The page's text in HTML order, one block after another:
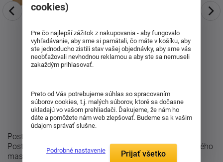
Posteľ Petra sa vyrába v prevedení buk-cink alebo dub.
Posteľ sa vyrába z bukového, dubového alebo smrekového
masívu o sile 25mm s rovným ...
cookies)
Pre čo najlepší zážitok z nakupovania - aby fungovalo
vyhľadávanie, aby sme si pamätali, čo máte v košíku, aby
ste jednoducho zistili stav vašej objednávky, aby sme vás
neobťažovali nevhodnou reklamou a aby ste sa nemuseli
zakaždým prihlasovať.
Preto od Vás potrebujeme súhlas so spracovaním
súborov cookies, t.j. malých súborov, ktoré sa dočasne
ukladajú vo vašom prehliadači. Ďakujeme, že nám ho
dáte a pomôžete nám web zlepšovať. Budeme sa k vašim
údajom správať slušne.
Podrobné nastavenie Prijať všetko